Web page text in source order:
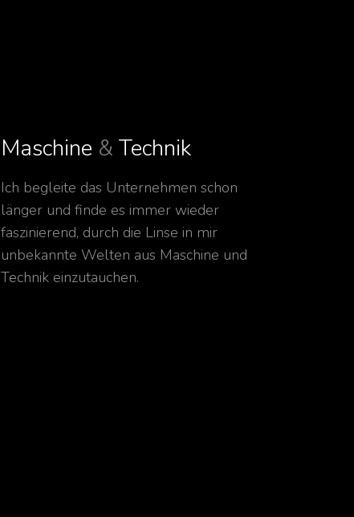
Maschine & Technik
Ich begleite das Unternehmen schon
länger und finde es immer wieder
faszinierend, durch die Linse in mir
unbekannte Welten aus Maschine und
Technik einzutauchen.